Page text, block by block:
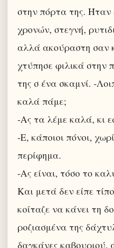
στην πόρτα της. Ήταν
χρονών, στεγνή,
αλλά ακούραστη σαν
χτύπησε φιλικά στην
της σ ένα σκαμνί. -
καλά πάμε;
-Ας τα λέμε καλά, κι
-Ε, κάποιοι πόνοι,
περίφημα.
-Ας είναι, τόσο το
Και μετά δεν είπε
κοίταζε να κάνει τη
ροζιασμένα της
δαγκάνες καβουριού,